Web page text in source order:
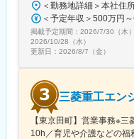
掲載予定期間： 2026/7/30（木）
2026/10/28（水）
更新日： 2026/8/7（金）
三菱重工エン
【東京田町】営業事務※
10h／育児や介護などの